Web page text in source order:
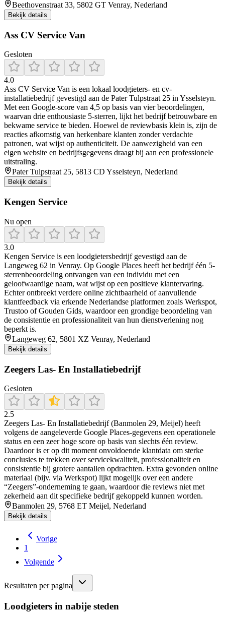
Beethovenstraat 33, 5802 GT Venray, Nederland
Bekijk details
Ass CV Service Van
Gesloten
4.0
Ass CV Service Van is een lokaal loodgieters- en cv-
installatiebedrijf gevestigd aan de Pater Tulpstraat 25 in Ysselsteyn.
Met een Google-score van 4,5 op basis van vier beoordelingen,
waarvan drie enthousiaste 5-sterren, lijkt het bedrijf betrouwbare en
bekwame service te bieden. Hoewel de reviewbasis klein is, zijn de
reacties afkomstig van herkenbare klanten zonder verdachte
patronen, wat wijst op authenticiteit. De aanwezigheid van een
eigen website en bedrijfsgegevens draagt bij aan een professionele
uitstraling.
Pater Tulpstraat 25, 5813 CD Ysselsteyn, Nederland
Bekijk details
Kengen Service
Nu open
3.0
Kengen Service is een loodgietersbedrijf gevestigd aan de
Langeweg 62 in Venray. Op Google Places heeft het bedrijf één 5-
sterrenbeoordeling ontvangen van een individu met een
geloofwaardige naam, wat wijst op een positieve klantervaring.
Echter ontbreekt verdere online zichtbaarheid of aanvullende
klantfeedback via erkende Nederlandse platformen zoals Werkspot,
Trustoo of Gouden Gids, waardoor een grondige beoordeling van
de consistentie en professionaliteit van hun dienstverlening nog
beperkt is.
Langeweg 62, 5801 XZ Venray, Nederland
Bekijk details
Zeegers Las- En Installatiebedrijf
Gesloten
2.5
Zeegers Las- En Installatiebedrijf (Banmolen 29, Meijel) heeft
volgens de aangeleverde Google Places-gegevens een operationele
status en een zeer hoge score op basis van slechts één review.
Daardoor is er op dit moment onvoldoende klantdata om sterke
conclusies te trekken over servicekwaliteit, professionaliteit en
consistentie bij grotere aantallen opdrachten. Extra gevonden online
materiaal (bijv. via Werkspot) lijkt mogelijk over een andere
“Zeegers”-onderneming te gaan, waardoor die reviews niet met
zekerheid aan dit specifieke bedrijf gekoppeld kunnen worden.
Banmolen 29, 5768 ET Meijel, Nederland
Bekijk details
Vorige
1
Volgende
Resultaten per pagina
Loodgieters in nabije steden